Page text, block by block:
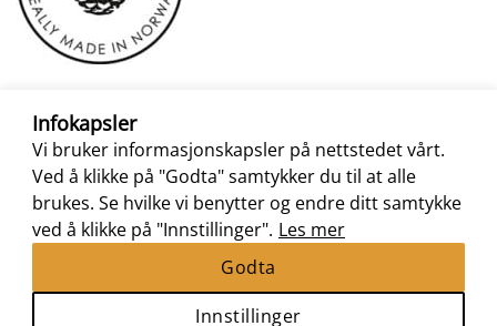
Infokapsler
Vi bruker informasjonskapsler på nettstedet vårt.
Ved å klikke på "Godta" samtykker du til at alle
brukes. Se hvilke vi benytter og endre ditt samtykke
ved å klikke på "Innstillinger". Les mer
Innstillinger
Godta
Nettbutikk levert avNettrakett.no